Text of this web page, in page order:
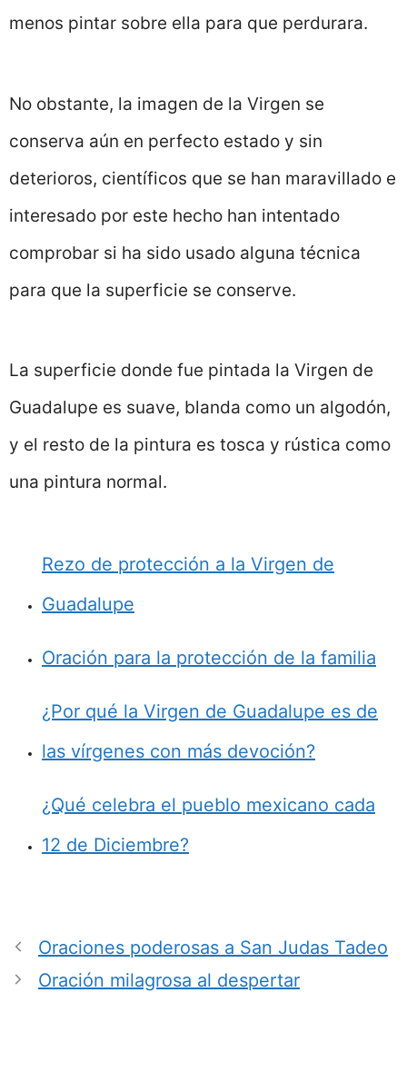
menos pintar sobre ella para que perdurara.
No obstante, la imagen de la Virgen se
conserva aún en perfecto estado y sin
deterioros, científicos que se han maravillado e
interesado por este hecho han intentado
comprobar si ha sido usado alguna técnica
para que la superficie se conserve.
La superficie donde fue pintada la Virgen de
Guadalupe es suave, blanda como un algodón,
y el resto de la pintura es tosca y rústica como
una pintura normal.
Rezo de protección a la Virgen de
Guadalupe
Oración para la protección de la familia
¿Por qué la Virgen de Guadalupe es de
las vírgenes con más devoción?
¿Qué celebra el pueblo mexicano cada
12 de Diciembre?
Oraciones poderosas a San Judas Tadeo
Oración milagrosa al despertar